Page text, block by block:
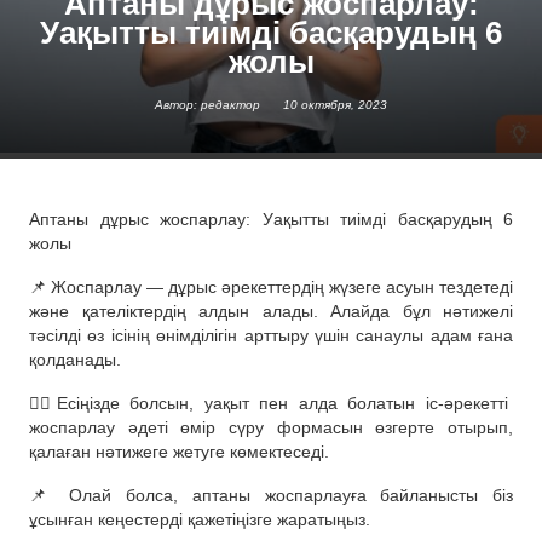
Уақытты тиімді басқарудың 6
жолы
Автор: редактор 10 октября, 2023
Аптаны дұрыс жоспарлау: Уақытты тиімді басқарудың 6
жолы
📌 Жоспарлау — дұрыс әрекеттердің жүзеге асуын тездетеді
және қателіктердің алдын алады. Алайда бұл нәтижелі
тәсілді өз ісінің өнімділігін арттыру үшін санаулы адам ғана
қолданады.
☝🏻Есіңізде болсын, уақыт пен алда болатын іс-әрекетті
жоспарлау әдеті өмір сүру формасын өзгерте отырып,
қалаған нәтижеге жетуге көмектеседі.
📌 Олай болса, аптаны жоспарлауға байланысты біз
ұсынған кеңестерді қажетіңізге жаратыңыз.